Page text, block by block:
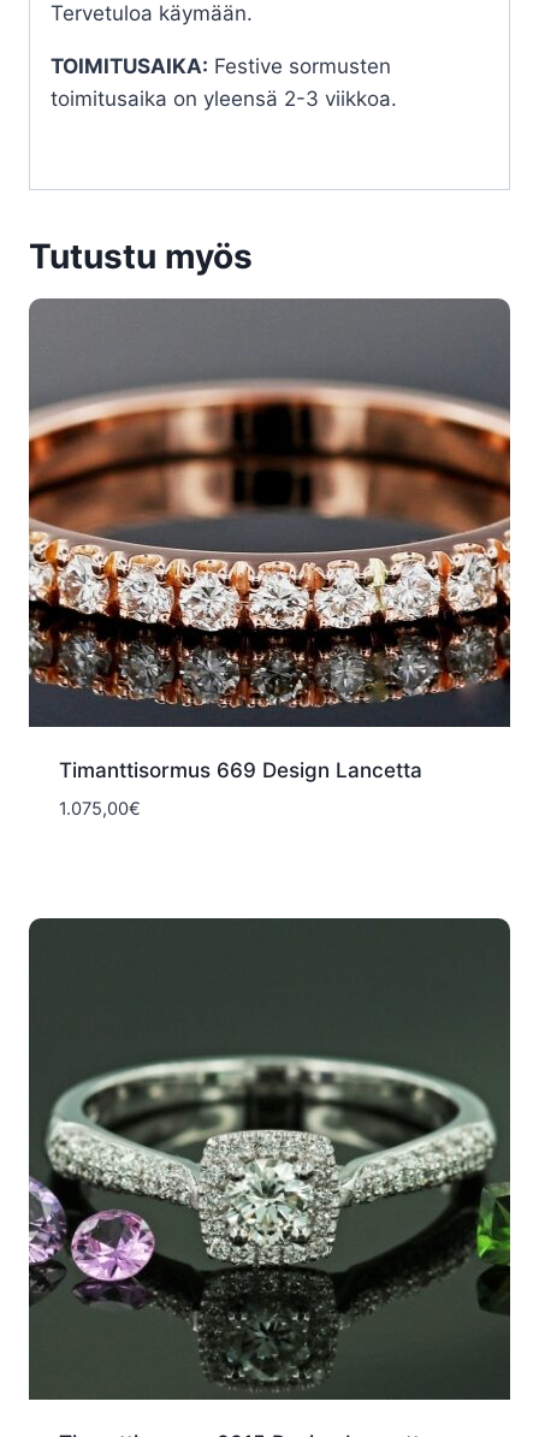
Tervetuloa käymään.
TOIMITUSAIKA: Festive sormusten
toimitusaika on yleensä 2-3 viikkoa.
Tutustu myös
Timanttisormus 669 Design Lancetta
1.075,00€